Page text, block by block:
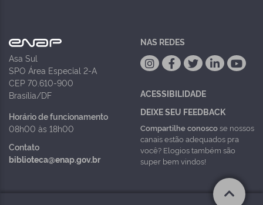
Asa Sul
SPO Área Especial 2-A
CEP 70.610-900
Brasília/DF
Horário de funcionamento
08h00 às 18h00
Contato
biblioteca@enap.gov.br
NAS REDES
ACESSIBILIDADE
DEIXE SEU FEEDBACK
Compartilhe conoscose nossos
canais estão adequados pra
você? Elogios também são
super bem vindos!